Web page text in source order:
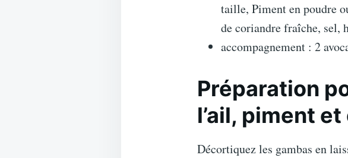
taille, Piment en poudre
de coriandre fraîche,
accompagnement : 2
Préparation
l’ail, piment
Décortiquez les gambas en